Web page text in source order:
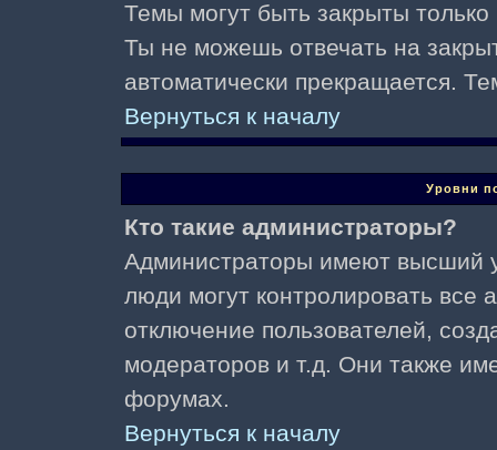
Темы могут быть закрыты
Ты не можешь отвечать на
автоматически прекращается.
Вернуться к началу
Уровни
Кто такие администраторы?
Администраторы имеют высший
люди могут контролировать все
отключение пользователей,
модераторов и т.д. Они также
форумах.
Вернуться к началу